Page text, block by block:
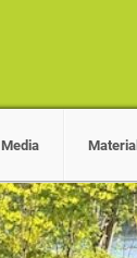
Media Material